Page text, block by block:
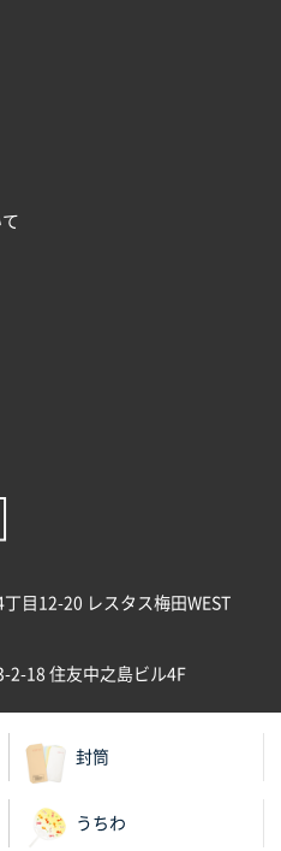
目12-20 レスタス梅田WEST
2-18 住友中之島ビル4F
封筒
うちわ